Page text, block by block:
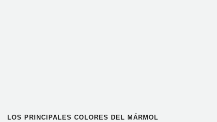
LOS PRINCIPALES COLORES DEL MÁRMOL